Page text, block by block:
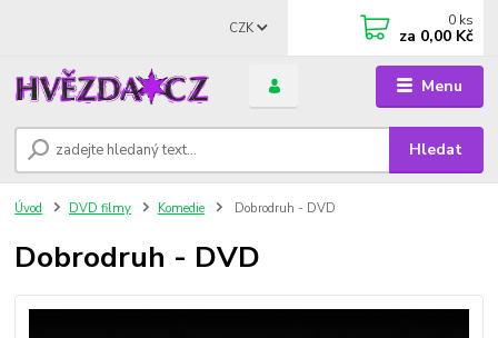
Menu
CZK
Hledat
0 ks
za 0,00 Kč
Úvod DVD filmy Komedie Dobrodruh - DVD
Dobrodruh - DVD